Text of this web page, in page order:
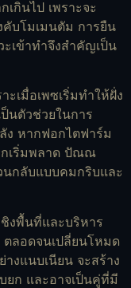
กินไป เพราะจะ
บโมเมนตัม การยืน
เข้าทำจึงสำคัญเป็น
ะเมื่อเพซเริ่มทำให้ฝั่ง
นตัวช่วยในการ
ง หากฟอกไตฟาร์ม
กเริ่มพลาด ปัณณ
กลับแบบคมกริบและ
งพื้นที่และบริหาร
ลอดจนเปลี่ยนโหมด
งแนบเนียน จะสร้าง
ยก และอาจเป็นคู่ที่มี